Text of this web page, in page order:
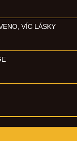
VÍC LÁSKY